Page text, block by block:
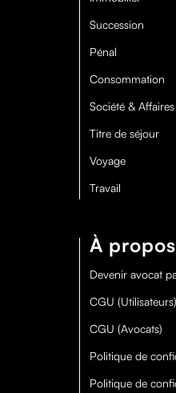
Succession
Pénal
Consommation
Société & Affaires
Titre de séjour
Voyage
Travail
À propos
Devenir avocat
CGU (Utilisateurs)
CGU (Avocats)
Politique de
Politique de